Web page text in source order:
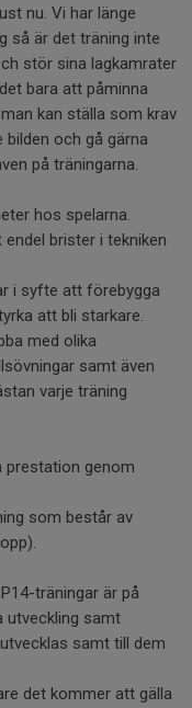
nu. Vi har länge
så är det träning inte
stör sina lagkamrater
bara att påminna
kan ställa som krav
och gå gärna
på träningarna.
hos spelarna.
brister i tekniken
i syfte att förebygga
att bli starkare.
med olika
samt även
varje träning
prestation genom
som består av
träningar är på
utveckling samt
samt till dem
det kommer att gälla